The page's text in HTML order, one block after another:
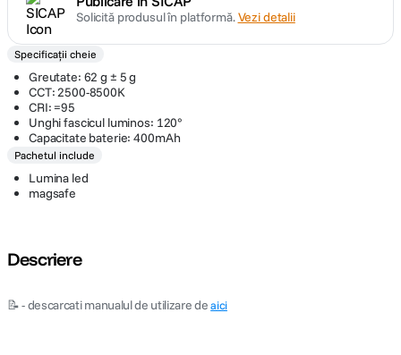
Solicită produsul în platformă.Vezi detalii
Specificații cheie
Greutate: 62 g ± 5 g
CCT: 2500-8500K
CRI: =95
Unghi fascicul luminos: 120°
Capacitate baterie: 400mAh
Pachetul include
Lumina led
magsafe
Descriere
📝 - descarcati manualul de utilizare deaici